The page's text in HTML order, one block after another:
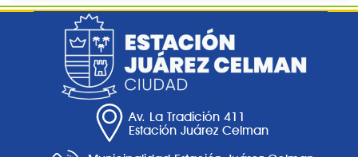
Av. La Tradición 411
Estación Juárez Celman